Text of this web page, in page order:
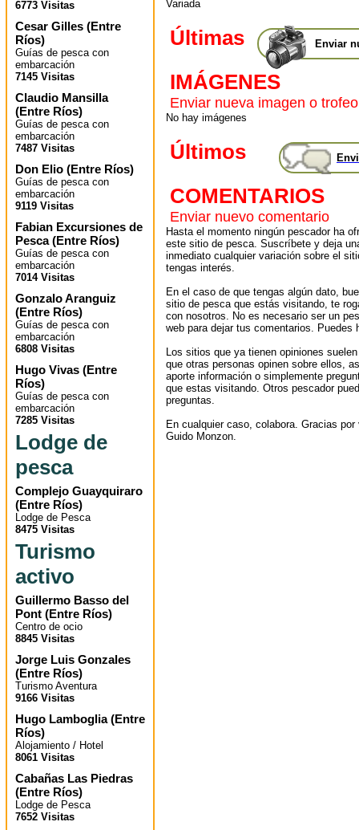
6773 Visitas
Cesar Gilles (Entre
Ríos)
Guías de pesca con
embarcación
7145 Visitas
Claudio Mansilla
(Entre Ríos)
Guías de pesca con
embarcación
7487 Visitas
Don Elio (Entre Ríos)
Guías de pesca con
embarcación
9119 Visitas
Fabian Excursiones de
Pesca(Entre Ríos)
Guías de pesca con
embarcación
7014 Visitas
Gonzalo Aranguiz
(Entre Ríos)
Guías de pesca con
embarcación
6808 Visitas
Hugo Vivas (Entre
Ríos)
Guías de pesca con
embarcación
7285 Visitas
Lodge de
pesca
Complejo Guayquiraro
(Entre Ríos)
Lodge de Pesca
8475 Visitas
Turismo
activo
Guillermo Basso del
Pont (Entre Ríos)
Centro de ocio
8845 Visitas
Jorge Luis Gonzales
(Entre Ríos)
Turismo Aventura
9166 Visitas
Hugo Lamboglia(Entre
Ríos)
Alojamiento / Hotel
8061 Visitas
Cabañas Las Piedras
(Entre Ríos)
Lodge de Pesca
7652 Visitas
Variada
Enviar
Últimas
IMÁGENES
Enviar nueva imagen o trofeo
No hay imágenes
Últimos
COMENTARIOS
Enviar nuevo comentario
Hasta el momento ningún pescador ha
este sitio de pesca. Suscríbete y deja
inmediato cualquier variación sobre el
tengas interés.
En el caso de que tengas algún dato,
sitio de pesca que estás visitando, te
con nosotros. No es necesario ser un
web para dejar tus comentarios. Puedes
Los sitios que ya tienen opiniones
que otras personas opinen sobre ellos,
aporte información o simplemente
que estas visitando. Otros pescador
preguntas.
En cualquier caso, colabora. Gracias
Guido Monzon.